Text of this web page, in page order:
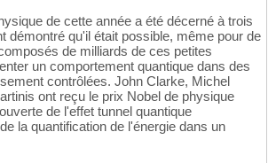
de cette année a été décerné à trois
démontré qu'il était possible, même pour de
de milliards de ces petites
un comportement quantique dans des
contrôlées. John Clarke, Michel
ont reçu le prix Nobel de physique
de l'effet tunnel quantique
la quantification de l'énergie dans un